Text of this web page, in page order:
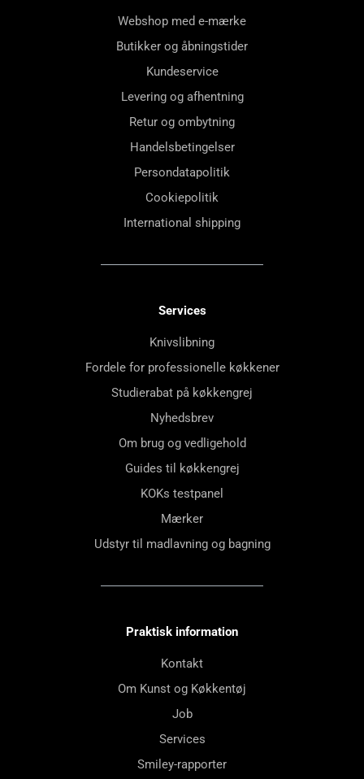
Webshop med e-mærke
Butikker og åbningstider
Kundeservice
Levering og afhentning
Retur og ombytning
Handelsbetingelser
Persondatapolitik
Cookiepolitik
International shipping
Services
Knivslibning
Fordele for professionelle køkkener
Studierabat på køkkengrej
Nyhedsbrev
Om brug og vedligehold
Guides til køkkengrej
KOKs testpanel
Mærker
Udstyr til madlavning og bagning
Praktisk information
Kontakt
Om Kunst og Køkkentøj
Job
Services
Smiley-rapporter